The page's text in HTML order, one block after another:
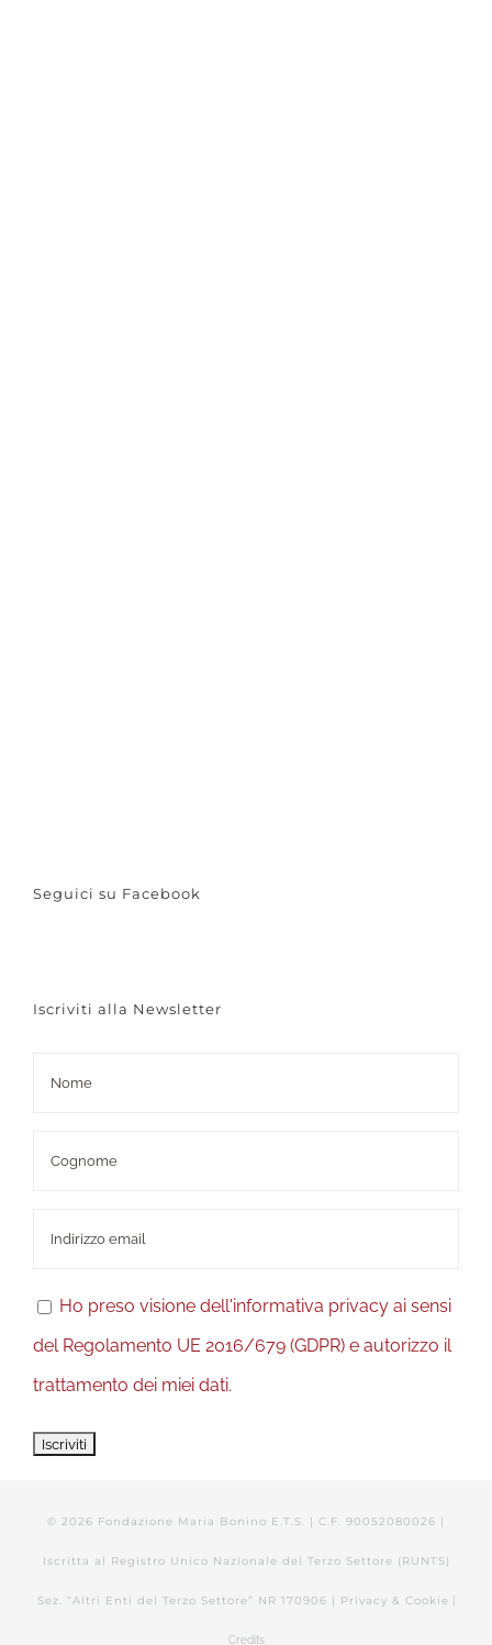
Seguici su Facebook
Iscriviti alla Newsletter
Ho preso visione dell'informativa privacy ai sensi
del Regolamento UE 2016/679 (GDPR) e autorizzo il
trattamento dei miei dati.
© 2026 Fondazione Maria Bonino E.T.S. | C.F. 90052080026 |
Iscritta al Registro Unico Nazionale del Terzo Settore (RUNTS)
Sez. “Altri Enti del Terzo Settore” NR 170906 | Privacy & Cookie
Credits